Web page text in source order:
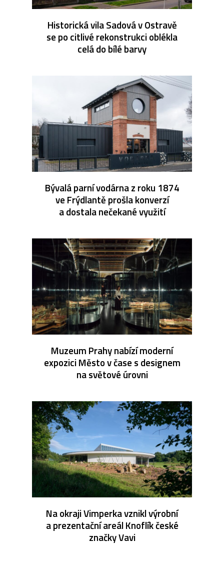
Historická vila Sadová v Ostravě
se po citlivé rekonstrukci oblékla
celá do bílé barvy
Bývalá parní vodárna z roku 1874
ve Frýdlantě prošla konverzí
a dostala nečekané využití
Muzeum Prahy nabízí moderní
expozici Město v čase s designem
na světové úrovni
Na okraji Vimperka vznikl výrobní
a prezentační areál Knoflík české
značky Vavi